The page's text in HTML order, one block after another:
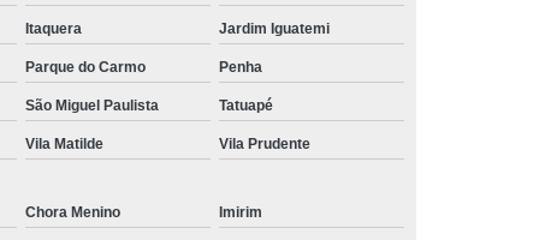
Ressonância Magnética Cardíaca
Ressonância Magnética da Prostata
Ressonância Magnética de Campo Aberto
Ressonância Magnética do Crânio
Ressonância Magnética na Coluna
Itaquera Jardim Iguatemi
Parque do Carmo Penha
São Miguel Paulista Tatuapé
Vila Matilde Vila Prudente
Chora Menino Imirim